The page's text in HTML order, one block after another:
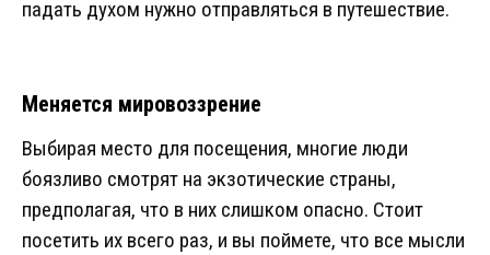
падать духом нужно отправляться в путешествие.
Меняется мировоззрение
Выбирая место для посещения, многие люди
боязливо смотрят на экзотические страны,
предполагая, что в них слишком опасно. Стоит
посетить их всего раз, и вы поймете, что все мысли